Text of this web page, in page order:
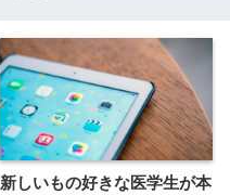
新しいもの好きな医学生が本